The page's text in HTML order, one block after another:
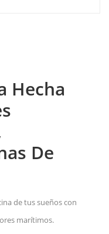
Hecha
De
de tus sueños con
marítimos.